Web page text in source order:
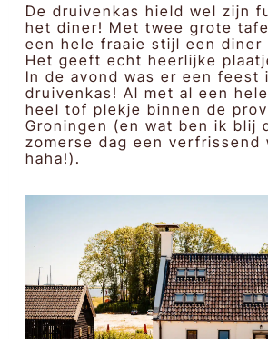
De druivenkas hield wel zijn
het diner! Met twee grote
een hele fraaie stijl een diner
Het geeft echt heerlijke
In de avond was er een feest
druivenkas! Al met al een
heel tof plekje binnen de
Groningen (en wat ben ik blij
zomerse dag een verfrissend
haha!).